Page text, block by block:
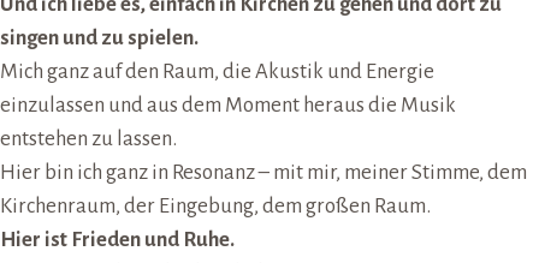
singen und zu spielen.
Mich ganz auf den Raum, die Akustik und Energie
einzulassen und aus dem Moment heraus die Musik
entstehen zu lassen.
Hier bin ich ganz in Resonanz – mit mir, meiner Stimme, dem
Kirchenraum, der Eingebung, dem großen Raum.
Hier ist Frieden und Ruhe.